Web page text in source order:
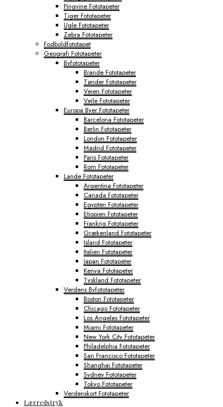
Pingvine Fototapeter
Tiger Fototapeter
Ugle Fototapeter
Zebra Fototapeter
Fodboldfototapet
Geografi Fototapeter
Byfototapeter
Brande Fototapeter
Tønder Fototapeter
Vejen Fototapeter
Vejle Fototapeter
Europa Byer Fototapeter
Barcelona Fototapeter
Berlin Fototapeter
London Fototapeter
Madrid Fototapeter
Paris Fototapeter
Rom Fototapeter
Lande Fototapeter
Argentina Fototapeter
Canada Fototapeter
Egypten Fototapeter
Etiopien Fototapeter
Frankrig Fototapeter
Grækenland Fototapeter
Island Fototapeter
Italien Fototapeter
Japan Fototapeter
Kenya Fototapeter
Tyskland Fototapeter
Verdens Byfototapeter
Boston Fototapeter
Chicago Fototapeter
Los Angeles Fototapeter
Miami Fototapeter
New York City Fototapeter
Philadelphia Fototapeter
San Francisco Fototapeter
Shanghai Fototapeter
Sydney Fototapeter
Tokyo Fototapeter
Verdenskort Fototapeter
Lærredstryk